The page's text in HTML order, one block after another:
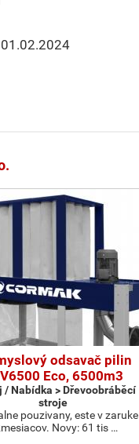
01.02.2024
odsavač pilin
Eco, 6500m3
/ Nabídka > Dřevoobráběcí
stroje
pouzivany, este v zaruke
Novy: 61 tis …